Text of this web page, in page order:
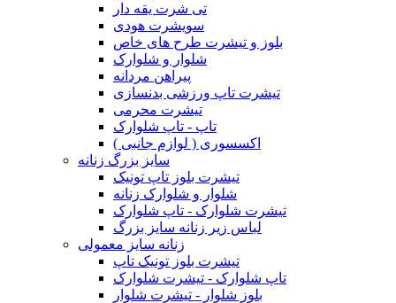
تی شرت یقه دار
سویشرت هودی
بلوز و تیشرت طرح های خاص
شلوار و شلوارک
پیراهن مردانه
تیشرت تاپ ورزشی بدنسازی
تیشرت محرمی
تاپ - تاپ شلوارک
اکسسوری ( لوازم جانبی )
سایز بزرگ زنانه
تیشرت بلوز تاپ تونیک
شلوار و شلوارک زنانه
تیشرت شلوارک - تاپ شلوارک
لباس زیر زنانه سایز بزرگ
زنانه سایز معمولی
تیشرت بلوز تونیک تاپ
تاپ شلوارک - تیشرت شلوارک
بلوز شلوار - تیشرت شلوار